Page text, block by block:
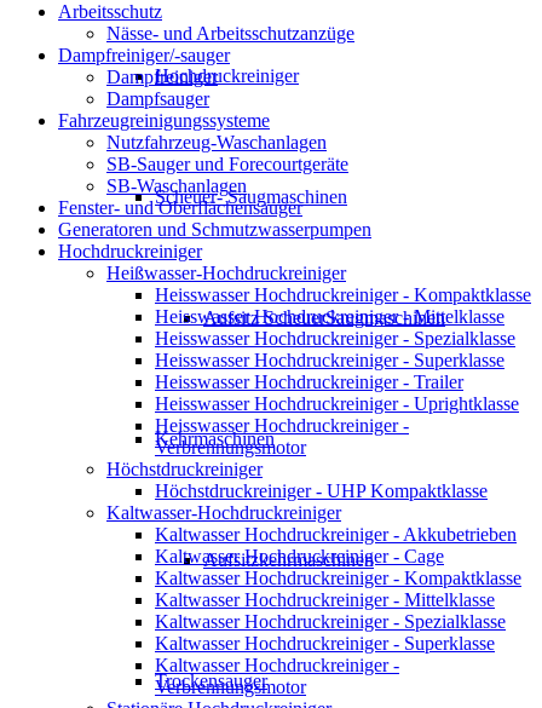
Hochdruckreiniger
Scheuer- Saugmaschinen
Aufsitz ScheuerSaugmaschinen
Kehrmaschinen
Aufsitzkehrmaschinen
Trockensauger
Arbeitsschutz
Nässe- und Arbeitsschutzanzüge
Dampfreiniger/-sauger
Dampfreiniger
Dampfsauger
Fahrzeugreinigungssysteme
Nutzfahrzeug-Waschanlagen
SB-Sauger und Forecourtgeräte
SB-Waschanlagen
Fenster- und Oberflächensauger
Generatoren und Schmutzwasserpumpen
Hochdruckreiniger
Heißwasser-Hochdruckreiniger
Heisswasser Hochdruckreiniger - Kompaktklasse
Heisswasser Hochdruckreiniger - Mittelklasse
Heisswasser Hochdruckreiniger - Spezialklasse
Heisswasser Hochdruckreiniger - Superklasse
Heisswasser Hochdruckreiniger - Trailer
Heisswasser Hochdruckreiniger - Uprightklasse
Heisswasser Hochdruckreiniger -
Verbrennungsmotor
Höchstdruckreiniger
Höchstdruckreiniger - UHP Kompaktklasse
Kaltwasser-Hochdruckreiniger
Kaltwasser Hochdruckreiniger - Akkubetrieben
Kaltwasser Hochdruckreiniger - Cage
Kaltwasser Hochdruckreiniger - Kompaktklasse
Kaltwasser Hochdruckreiniger - Mittelklasse
Kaltwasser Hochdruckreiniger - Spezialklasse
Kaltwasser Hochdruckreiniger - Superklasse
Kaltwasser Hochdruckreiniger -
Verbrennungsmotor